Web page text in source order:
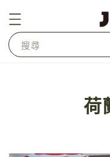
搜尋
荷